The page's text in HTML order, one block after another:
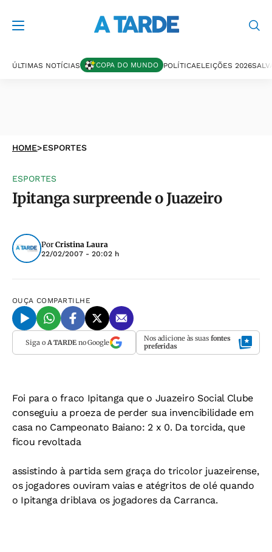
ÚLTIMAS NOTÍCIAS COPA DO MUNDO POLÍTICAELEIÇÕES 2026
HOME>ESPORTES
ESPORTES
Ipitanga surpreende o Juazeiro
Por Cristina Laura
22/02/2007 - 20:02 h
OUÇA COMPARTILHE
Siga o A TARDEno Google Nos adicione às suas fontes
preferidas
Foi para o fraco Ipitanga que o Juazeiro Social Clube
conseguiu a proeza de perder sua invencibilidade em
casa no Campeonato Baiano: 2 x 0. Da torcida, que
ficou revoltada
assistindo à partida sem graça do tricolor juazeirense,
os jogadores ouviram vaias e atégritos de olé quando
o Ipitanga driblava os jogadores da Carranca.